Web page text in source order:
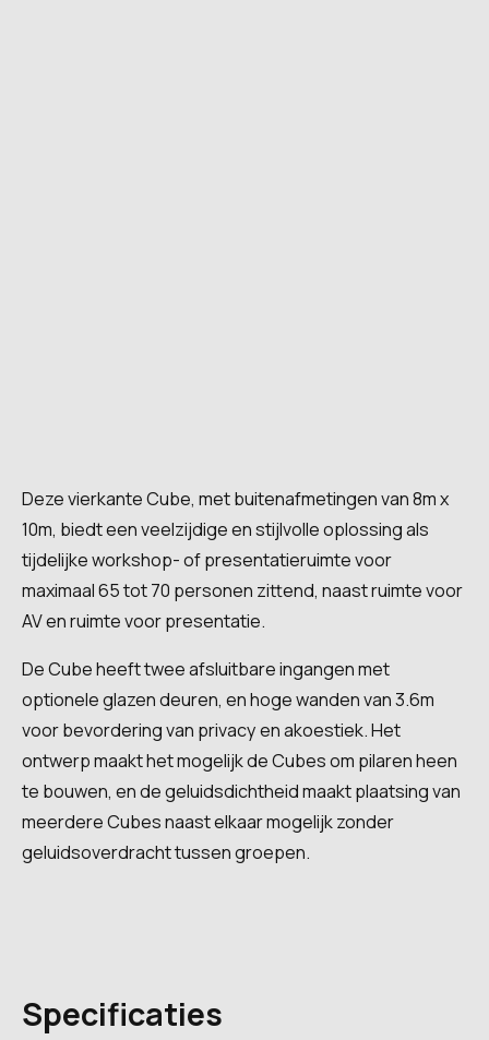
Specificaties
Deze vierkante Cube, met buitenafmetingen van 8m x
10m, biedt een veelzijdige en stijlvolle oplossing als
tijdelijke workshop- of presentatieruimte voor
maximaal 65 tot 70 personen zittend, naast ruimte voor
AV en ruimte voor presentatie.
De Cube heeft twee afsluitbare ingangen met
optionele glazen deuren, en hoge wanden van 3.6m
voor bevordering van privacy en akoestiek. Het
ontwerp maakt het mogelijk de Cubes om pilaren heen
te bouwen, en de geluidsdichtheid maakt plaatsing van
meerdere Cubes naast elkaar mogelijk zonder
geluidsoverdracht tussen groepen.